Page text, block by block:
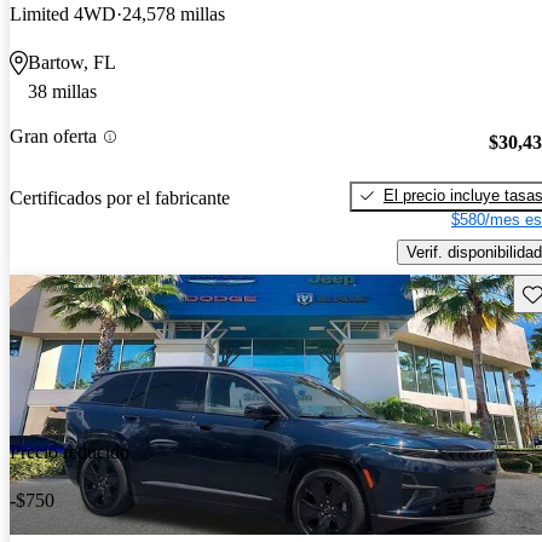
Limited 4WD 24,578 millas
Bartow, FL
38 millas
Gran oferta
Certificados por el fabricante
El precio incluye tasas
$580/mes
Verif. disponibilidad
Precio reducido
-$750